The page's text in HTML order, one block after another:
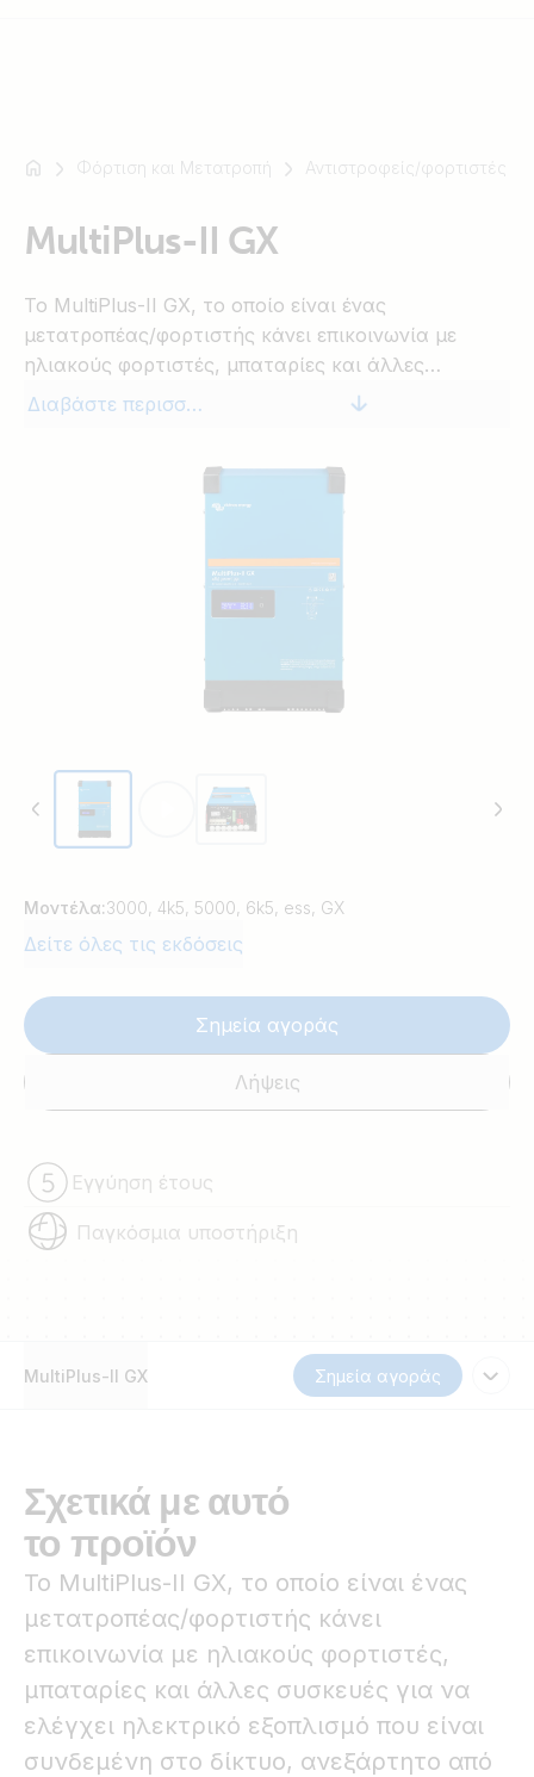
SmartSolar
Multiplus-
Orion
SmartShunt
Φόρτιση και Μετατροπή Αντιστροφείς/φορτιστές
MultiPlus-II GX
Το MultiPlus-II GΧ, το οποίο είναι ένας
μετατροπέας/φορτιστής κάνει επικοινωνία με
ηλιακούς φορτιστές, μπαταρίες και άλλες
συσκευές για να ελέγχει ηλεκτρικό εξοπλισμό που
υψηλότερη έξοδο ισχύος ή ταχύτητα φόρτισης
παροχή τροφοδότησης τριών φάσεων. Ένα κύριο
σύστημα που περιέχει τα προηγμένα
ρεύματος, ρύθμιση ορίου φορτίου και προσθήκη
της διαθεσιμότητας ηλεκτρικού ρεύματος
συσκευής. Καθώς επίσης μπορεί επίσης να
παρακολουθείται εξ αποστάσεως.
Διαβάστε περισσότερα
Μοντέλα:3000, 4k5, 5000, 6k5, ess, GX
Δείτε όλες τις εκδόσεις
Σημεία αγοράς
Λήψεις
Εγγύηση έτους
Παγκόσμια υποστήριξη
MultiPlus-II GX Σημεία αγοράς
Σχετικά με αυτό
το προϊόν
Το MultiPlus-II GΧ, το οποίο είναι ένας
μετατροπέας/φορτιστής κάνει
επικοινωνία με ηλιακούς φορτιστές,
μπαταρίες και άλλες συσκευές για να
ελέγχει ηλεκτρικό εξοπλισμό που είναι
συνδεμένη στο δίκτυο, ανεξάρτητο από